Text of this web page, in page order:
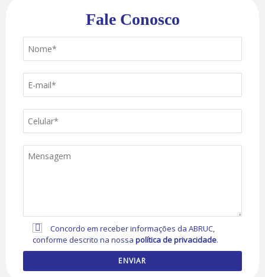
Fale Conosco
Concordo em receber informações da ABRUC,
conforme descrito na nossapolítica de privacidade.